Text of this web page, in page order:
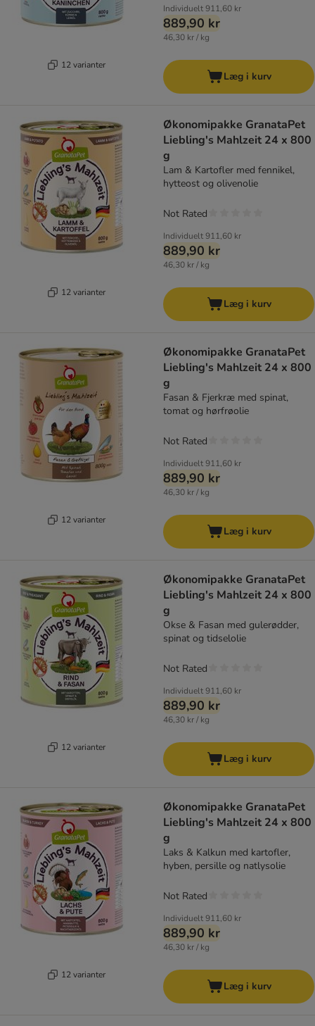
12 varianter
Individuelt911,60 kr
889,90 kr
46,30 kr / kg
Læg i kurv
12 varianter
Økonomipakke GranataPet
Liebling's Mahlzeit 24 x 800
g
Lam & Kartofler med fennikel,
hytteost og olivenolie
Individuelt911,60 kr
889,90 kr
46,30 kr / kg
Not Rated
Læg i kurv
12 varianter
Økonomipakke GranataPet
Liebling's Mahlzeit 24 x 800
g
Fasan & Fjerkræ med spinat,
tomat og hørfrøolie
Individuelt911,60 kr
889,90 kr
46,30 kr / kg
Not Rated
Læg i kurv
12 varianter
Økonomipakke GranataPet
Liebling's Mahlzeit 24 x 800
g
Okse & Fasan med gulerødder,
spinat og tidselolie
Individuelt911,60 kr
889,90 kr
46,30 kr / kg
Not Rated
Læg i kurv
12 varianter
Økonomipakke GranataPet
Liebling's Mahlzeit 24 x 800
g
Laks & Kalkun med kartofler,
hyben, persille og natlysolie
Individuelt911,60 kr
889,90 kr
46,30 kr / kg
Not Rated
Læg i kurv